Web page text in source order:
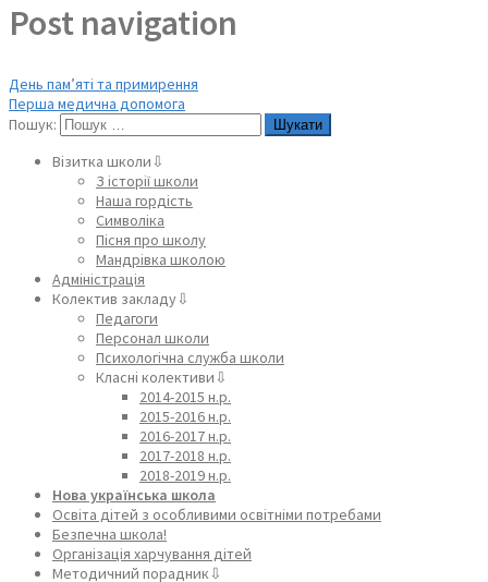
Post navigation
День пам’яті та примирення
Перша медична допомога
Пошук:
Візитка школи⇩
З історії школи
Наша гордість
Символіка
Пісня про школу
Мандрівка школою
Адміністрація
Колектив закладу⇩
Педагоги
Персонал школи
Психологічна служба школи
Класні колективи⇩
2014-2015 н.р.
2015-2016 н.р.
2016-2017 н.р.
2017-2018 н.р.
2018-2019 н.р.
Нова українська школа
Освіта дітей з особливими освітніми потребами
Безпечна школа!
Організація харчування дітей
Методичний порадник⇩